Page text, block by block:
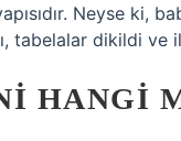
Neyse ki,
tabelalar dikildi ve
HANGI